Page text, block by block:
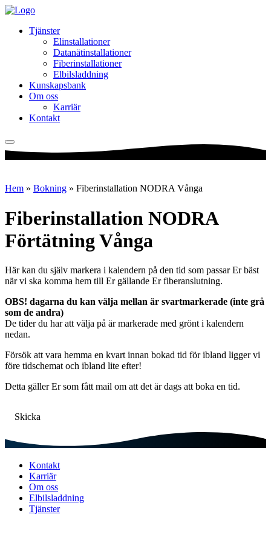
Tjänster
Elinstallationer
Datanätinstallationer
Fiberinstallationer
Elbilsladdning
Kunskapsbank
Om oss
Karriär
Kontakt
Hem » Bokning » Fiberinstallation NODRA Vånga
Fiberinstallation NODRA
Förtätning Vånga
Här kan du själv markera i kalendern på den tid som passar Er bäst
när vi ska komma hem till Er gällande Er fiberanslutning.
OBS! dagarna du kan välja mellan är svartmarkerade (inte grå
som de andra)
De tider du har att välja på är markerade med grönt i kalendern
nedan.
Försök att vara hemma en kvart innan bokad tid för ibland ligger vi
före tidschemat och ibland lite efter!
Detta gäller Er som fått mail om att det är dags att boka en tid.
Skicka
Kontakt
Karriär
Om oss
Elbilsladdning
Tjänster